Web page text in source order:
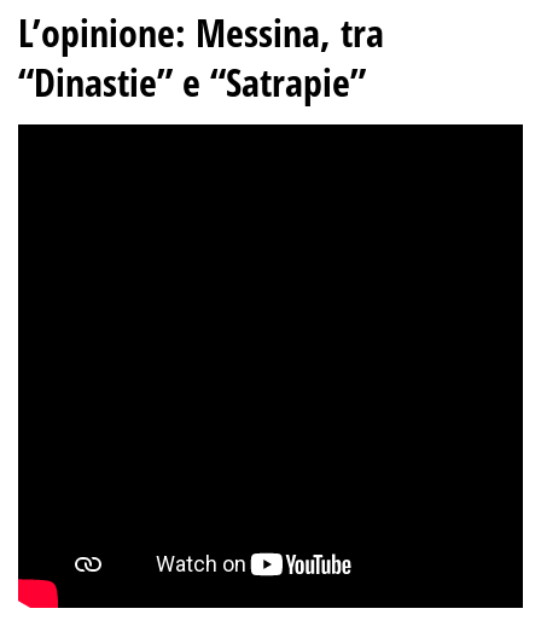
L’opinione: Messina, tra
“Dinastie” e “Satrapie”